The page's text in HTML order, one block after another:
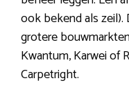
ook bekend als zeil).
grotere
Kwantum, Karwei of
Carpetright.